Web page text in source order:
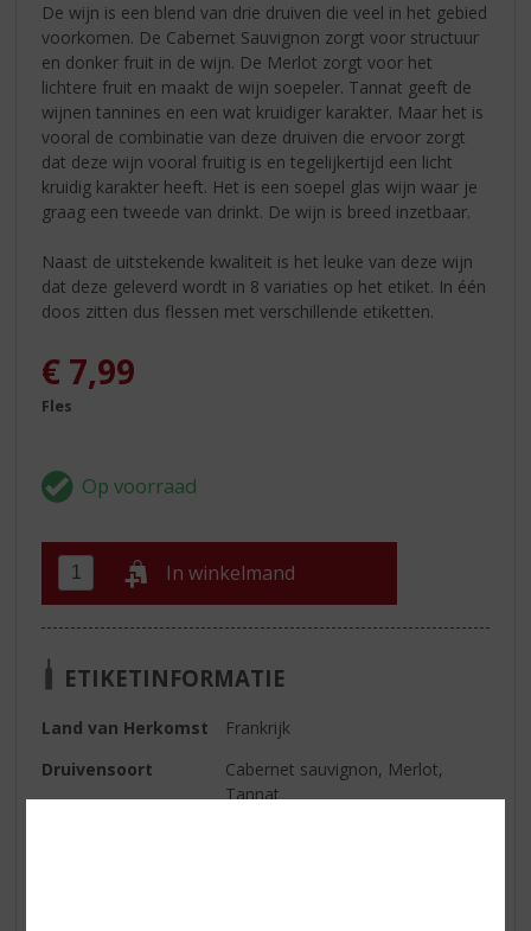
De wijn is een blend van drie druiven die veel in het gebied
voorkomen. De Cabernet Sauvignon zorgt voor structuur
en donker fruit in de wijn. De Merlot zorgt voor het
lichtere fruit en maakt de wijn soepeler. Tannat geeft de
wijnen tannines en een wat kruidiger karakter. Maar het is
vooral de combinatie van deze druiven die ervoor zorgt
dat deze wijn vooral fruitig is en tegelijkertijd een licht
kruidig karakter heeft. Het is een soepel glas wijn waar je
graag een tweede van drinkt. De wijn is breed inzetbaar.
Naast de uitstekende kwaliteit is het leuke van deze wijn
dat deze geleverd wordt in 8 variaties op het etiket. In één
doos zitten dus flessen met verschillende etiketten.
€ 7,99
Fles
In winkelmand
ETIKETINFORMATIE
Land van Herkomst
Frankrijk
Druivensoort
Cabernet sauvignon, Merlot,
Tannat